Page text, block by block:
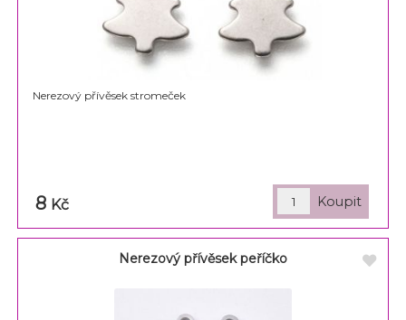
Nerezový přívěsek stromeček
8 Kč
Nerezový přívěsek peříčko